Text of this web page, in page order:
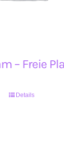
– Freie
Details